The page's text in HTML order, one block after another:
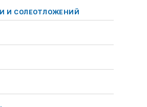
И СОЛЕОТЛОЖЕНИЙ